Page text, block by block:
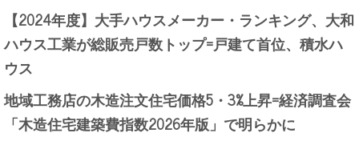
【2024年度】大手ハウスメーカー・ランキング、大和
ハウス工業が総販売戸数トップ=戸建て首位、積水ハ
ウス
地域工務店の木造注文住宅価格5・3%上昇=経済調査会
「木造住宅建築費指数2026年版」で明らかに